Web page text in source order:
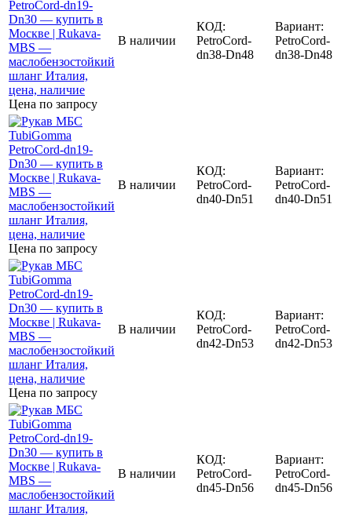
Цена по запросу
В наличии
КОД:
PetroCord-
dn38-Dn48
Вариант:
PetroCord-
dn38-Dn48
Цена по запросу
В наличии
КОД:
PetroCord-
dn40-Dn51
Вариант:
PetroCord-
dn40-Dn51
Цена по запросу
В наличии
КОД:
PetroCord-
dn42-Dn53
Вариант:
PetroCord-
dn42-Dn53
В наличии
КОД:
PetroCord-
dn45-Dn56
Вариант:
PetroCord-
dn45-Dn56